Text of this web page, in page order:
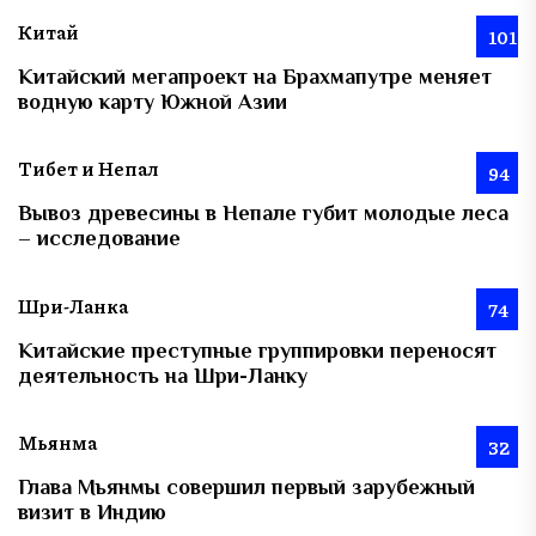
Китай 101
Китайский мегапроект на Брахмапутре меняет
водную карту Южной Азии
Тибет и Непал 94
Вывоз древесины в Непале губит молодые леса
– исследование
Шри-Ланка 74
Китайские преступные группировки переносят
деятельность на Шри-Ланку
Мьянма 32
Глава Мьянмы совершил первый зарубежный
визит в Индию